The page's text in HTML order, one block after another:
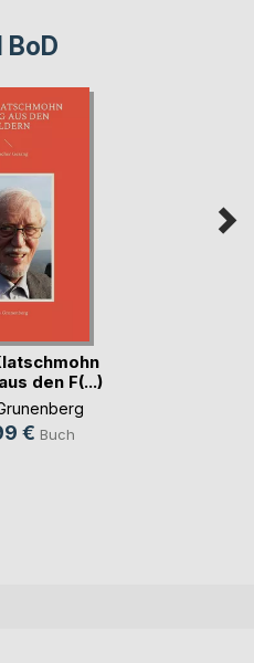
BoD
den F(...)
€ Buch